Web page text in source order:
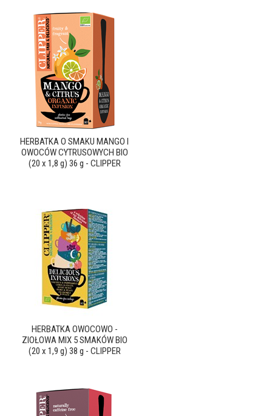
HERBATKA O SMAKU MANGO I
OWOCÓW CYTRUSOWYCH BIO
(20 x 1,8 g) 36 g - CLIPPER
HERBATKA OWOCOWO -
ZIOŁOWA MIX 5 SMAKÓW BIO
(20 x 1,9 g) 38 g - CLIPPER